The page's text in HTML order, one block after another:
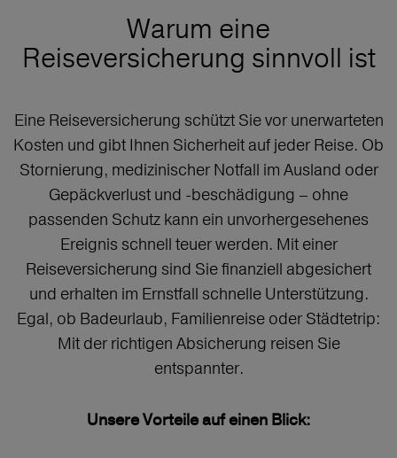
Warum eine
Reiseversicherung sinnvoll ist
Eine Reiseversicherung schützt Sie vor unerwarteten
Kosten und gibt Ihnen Sicherheit auf jeder Reise. Ob
Stornierung, medizinischer Notfall im Ausland oder
Gepäckverlust und -beschädigung – ohne
passenden Schutz kann ein unvorhergesehenes
Ereignis schnell teuer werden. Mit einer
Reiseversicherung sind Sie finanziell abgesichert
und erhalten im Ernstfall schnelle Unterstützung.
Egal, ob Badeurlaub, Familienreise oder Städtetrip:
Mit der richtigen Absicherung reisen Sie
entspannter.
Unsere Vorteile auf einen Blick: